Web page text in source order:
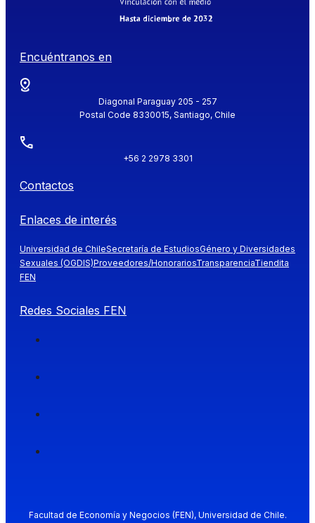
Encuéntranos en
Diagonal Paraguay 205 - 257
Postal Code 8330015, Santiago, Chile
+56 2 2978 3301
Contactos
Enlaces de interés
Universidad de ChileSecretaría de EstudiosGénero y Diversidades
Sexuales (OGDIS)Proveedores/HonorariosTransparenciaTiendita
FEN
Redes Sociales FEN
Facultad de Economía y Negocios (FEN), Universidad de Chile.